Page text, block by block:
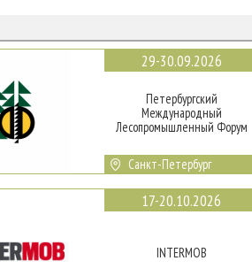
29-30.09.2026
Петербургский
Международный
Лесопромышленный Форум
Санкт-Петербург
17-20.10.2026
INTERMOB